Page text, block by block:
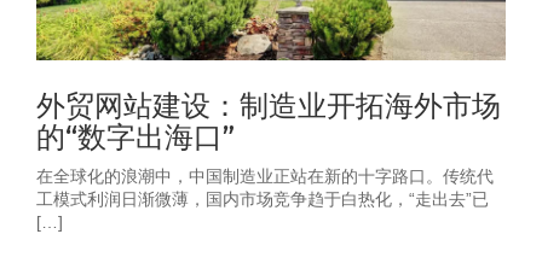
外贸网站建设：制造业开拓海外市场
的“数字出海口”
在全球化的浪潮中，中国制造业正站在新的十字路口。传统代
工模式利润日渐微薄，国内市场竞争趋于白热化，“走出去”已
[…]